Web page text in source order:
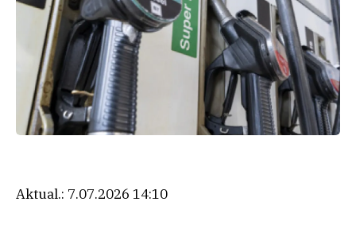
Aktual.: 7.07.2026 14:10